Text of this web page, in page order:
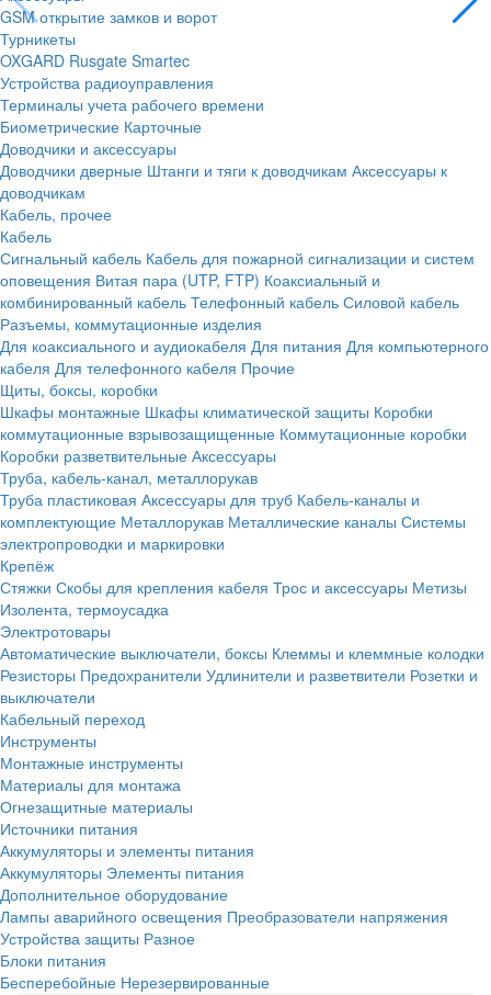
GSM открытие замков и ворот
Турникеты
OXGARD Rusgate Smartec
Устройства радиоуправления
Терминалы учета рабочего времени
Биометрические Карточные
Доводчики и аксессуары
Доводчики дверные Штанги и тяги к доводчикам Аксессуары к
доводчикам
Кабель, прочее
Кабель
Сигнальный кабель Кабель для пожарной сигнализации и систем
оповещения Витая пара (UTP, FTP) Коаксиальный и
комбинированный кабель Телефонный кабель Силовой кабель
Разъемы, коммутационные изделия
Для коаксиального и аудиокабеля Для питания Для компьютерного
кабеля Для телефонного кабеля Прочие
Щиты, боксы, коробки
Шкафы монтажные Шкафы климатической защиты Коробки
коммутационные взрывозащищенные Коммутационные коробки
Коробки разветвительные Аксессуары
Труба, кабель-канал, металлорукав
Труба пластиковая Аксессуары для труб Кабель-каналы и
комплектующие Металлорукав Металлические каналы Системы
электропроводки и маркировки
Крепёж
Стяжки Скобы для крепления кабеля Трос и аксессуары Метизы
Изолента, термоусадка
Электротовары
Автоматические выключатели, боксы Клеммы и клеммные колодки
Резисторы Предохранители Удлинители и разветвители Розетки и
выключатели
Кабельный переход
Инструменты
Монтажные инструменты
Материалы для монтажа
Огнезащитные материалы
Источники питания
Аккумуляторы и элементы питания
Аккумуляторы Элементы питания
Дополнительное оборудование
Лампы аварийного освещения Преобразователи напряжения
Устройства защиты Разное
Блоки питания
Бесперебойные Нерезервированные